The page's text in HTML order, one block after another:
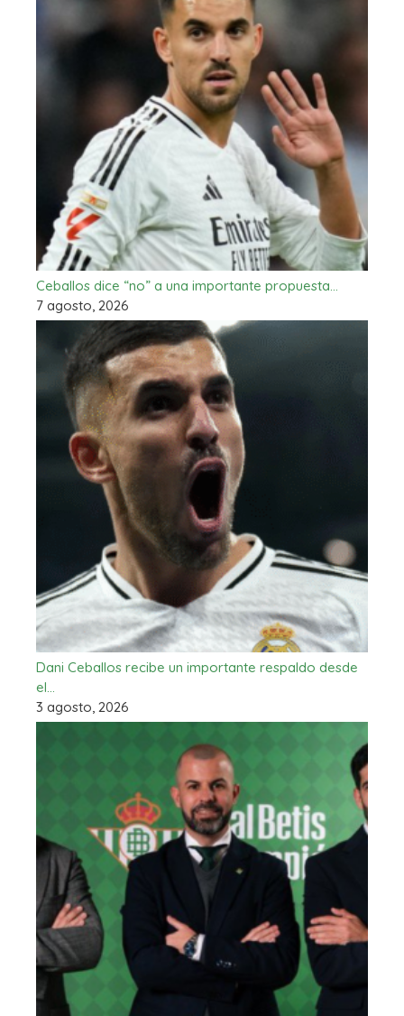
Ceballos dice “no” a una importante propuesta…
7 agosto, 2026
Dani Ceballos recibe un importante respaldo desde
el…
3 agosto, 2026